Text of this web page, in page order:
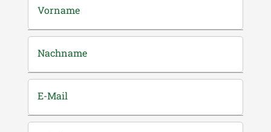
Vorname
Nachname
E-Mail